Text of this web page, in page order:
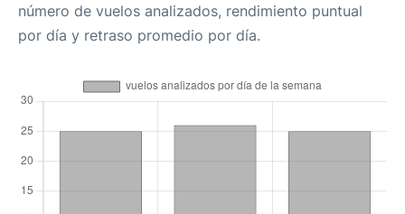
número de vuelos analizados, rendimiento puntual
por día y retraso promedio por día.